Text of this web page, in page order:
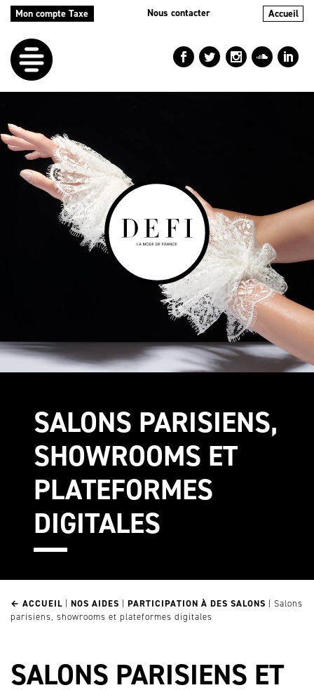
Mon compte Taxe Nous contacter Accueil
LEDÉFI
NOSAIDES
NOSACTIONS
LEBLOG
RÉPERTOIRES
SALONS PARISIENS,
SHOWROOMS ET
PLATEFORMES
DIGITALES
← ACCUEIL | NOS AIDES | PARTICIPATION À DES SALONS | Salons
parisiens, showrooms et plateformes digitales
SALONS PARISIENS ET